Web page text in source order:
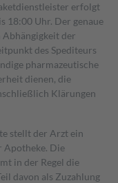
erfolgt
18:00 Uhr. Der genaue
Abhängigkeit der
des Spediteurs
pharmazeutische
dienen, die
Klärungen
stellt der Arzt ein
Apotheke. Die
in der Regel die
davon als Zuzahlung